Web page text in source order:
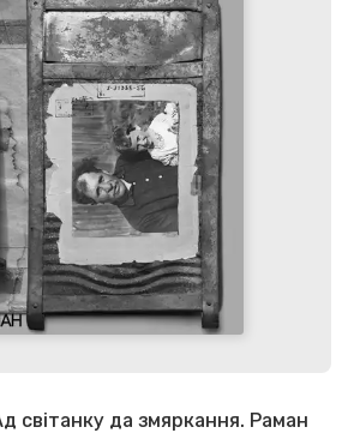
світанку да змяркання. Раман